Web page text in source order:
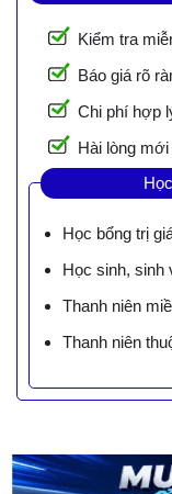
Kiểm tra
Báo giá rõ
Chi phí hợp
Hài lòng mới
Học bổng trị
Học sinh, sinh
Thanh niên
Thanh niên